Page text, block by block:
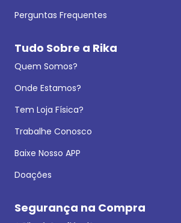
Perguntas Frequentes
Tudo Sobre a Rika
Quem Somos?
Onde Estamos?
Tem Loja Física?
Trabalhe Conosco
Baixe Nosso APP
Doações
Segurança na Compra